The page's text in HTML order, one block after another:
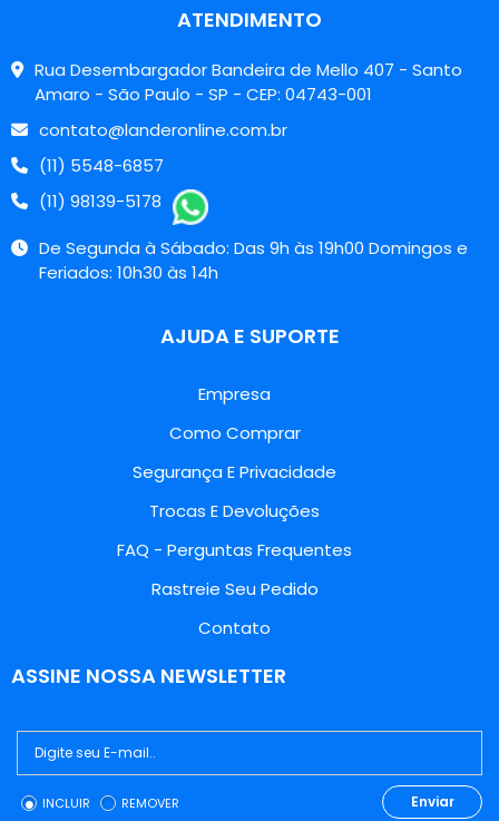
ATENDIMENTO
Rua Desembargador Bandeira de Mello 407 - Santo
Amaro - São Paulo - SP - CEP: 04743-001
contato@landeronline.com.br
(11) 5548-6857
(11) 98139-5178
De Segunda à Sábado: Das 9h às 19h00 Domingos e
Feriados: 10h30 às 14h
AJUDA E SUPORTE
Empresa
Como Comprar
Segurança E Privacidade
Trocas E Devoluções
FAQ - Perguntas Frequentes
Rastreie Seu Pedido
Contato
ASSINE NOSSA NEWSLETTER
INCLUIR REMOVER Enviar